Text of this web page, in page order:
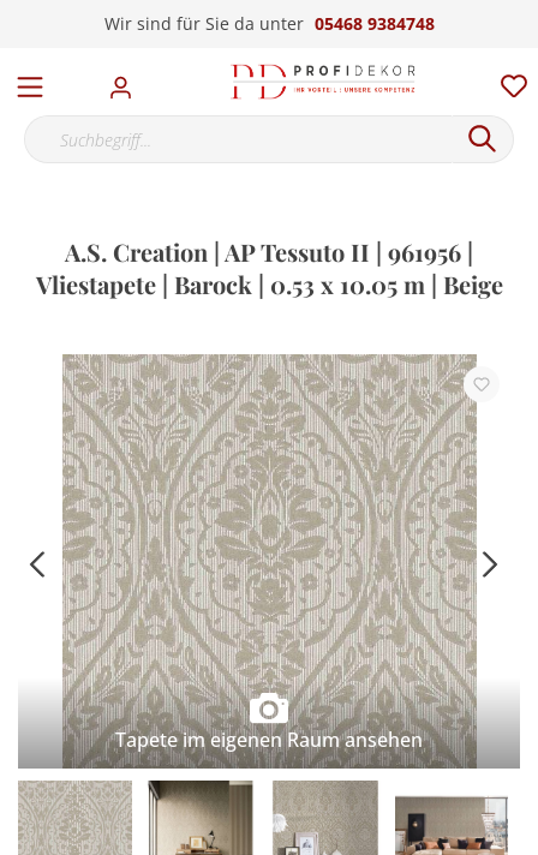
Wir sind für Sie da unter 05468 9384748
A.S. Creation | AP Tessuto II | 961956 |
Vliestapete | Barock | 0.53 x 10.05 m | Beige
Tapete im eigenen Raum ansehen